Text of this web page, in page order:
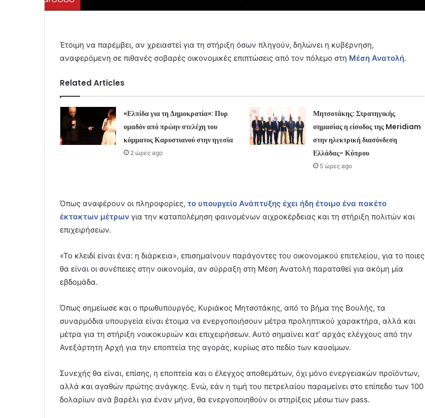
Έτοιμη να παρέμβει, αν χρειαστεί για τη στήριξη όσων πληγούν, δηλώνει η κυβέρνηση,
αναφερόμενη σε πιθανές σοβαρές οικονομικές επιπτώσεις από τον πόλεμο στη Μέση Ανατολή.
Related Articles
«Ελπίδα για τη Δημοκρατία»: Πυρ
ομαδόν από πρώην στελέχη του
κόμματος Καρυστιανού στην ηγεσία
2 ώρες ago
Μητσοτάκης: Στρατηγικής
σημασίας η είσοδος της Meridiam
στην ηλεκτρική διασύνδεση
Ελλάδας- Κύπρου
5 ώρες ago
Όπως αναφέρουν οι πληροφορίες, το υπουργείο Ανάπτυξης έχει ήδη έτοιμο ένα πακέτο
έκτακτων μέτρων για την καταπολέμηση φαινομένων αιχροκέρδειας και τη στήριξη πολιτών και
επιχειρήσεων.
«Το κλειδί είναι ένα: η διάρκεια», επισημαίνουν παράγοντες του οικονομικού επιτελείου, για το ποιες
θα είναι οι συνέπειες στην οικονομία, αν σύρραξη στη Μέση Ανατολή παραταθεί για ακόμη μία
εβδομάδα.
Όπως σημείωσε και ο πρωθυπουργός, Κυριάκος Μητσοτάκης, από το βήμα της Βουλής, τα
συναρμόδια υπουργεία είναι έτοιμα να ενεργοποιήσουν μέτρα προληπτικού χαρακτήρα, αλλά και
μέτρα για τη στήριξη νοικοκυριών και επιχειρήσεων. Αυτό σημαίνει κατ’ αρχάς ελέγχους από την
Ανεξάρτητη Αρχή για την εποπτεία της αγοράς, κυρίως στο πεδίο των καυσίμων.
Συνεχής θα είναι, επίσης, η εποπτεία και ο έλεγχος αποθεμάτων, όχι μόνο ενεργειακών προϊόντων,
αλλά και αγαθών πρώτης ανάγκης. Ενώ, εάν η τιμή του πετρελαίου παραμείνει στο επίπεδο των 100
δολαρίων ανά βαρέλι για έναν μήνα, θα ενεργοποιηθούν οι στηρίξεις μέσω των pass.